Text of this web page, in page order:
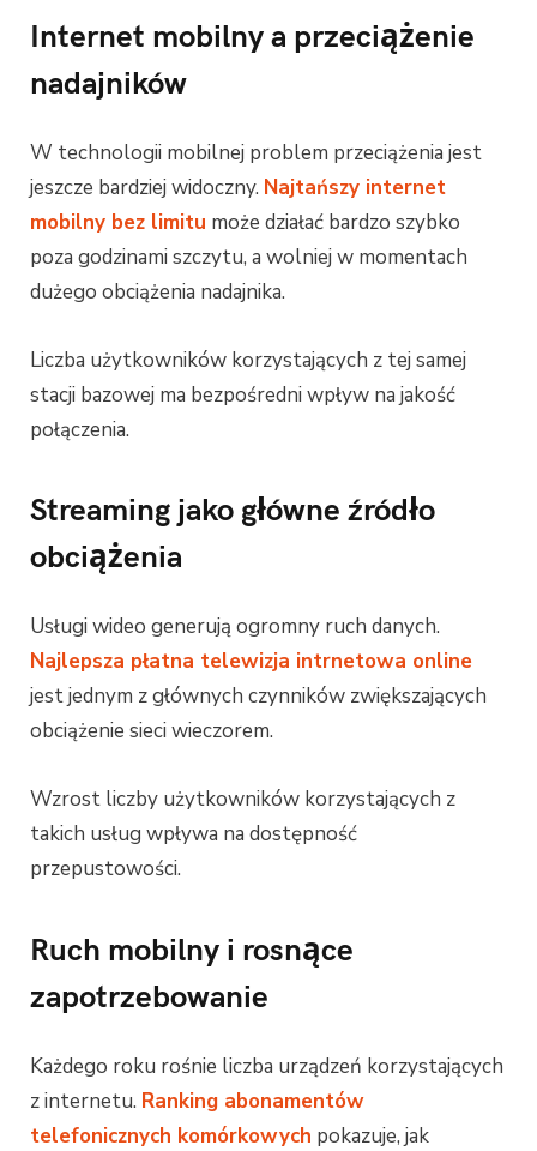
Internet mobilny a przeciążenie
nadajników
W technologii mobilnej problem przeciążenia jest
jeszcze bardziej widoczny. Najtańszy internet
mobilny bez limitu może działać bardzo szybko
poza godzinami szczytu, a wolniej w momentach
dużego obciążenia nadajnika.
Liczba użytkowników korzystających z tej samej
stacji bazowej ma bezpośredni wpływ na jakość
połączenia.
Streaming jako główne źródło
obciążenia
Usługi wideo generują ogromny ruch danych.
Najlepsza płatna telewizja intrnetowa online
jest jednym z głównych czynników zwiększających
obciążenie sieci wieczorem.
Wzrost liczby użytkowników korzystających z
takich usług wpływa na dostępność
przepustowości.
Ruch mobilny i rosnące
zapotrzebowanie
Każdego roku rośnie liczba urządzeń korzystających
z internetu. Ranking abonamentów
telefonicznych komórkowych pokazuje, jak